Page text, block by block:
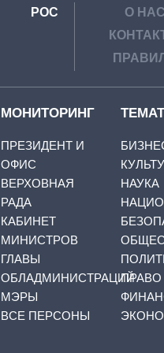
РОС
О НАС
МОНИТОРИНГ
ПРЕЗИДЕНТ И
ОФИС
ВЕРХОВНАЯ
РАДА
КАБИНЕТ
МИНИСТРОВ
ГЛАВЫ
ОБЛАДМИНИСТРАЦИЙ
МЭРЫ
ВСЕ ПЕРСОНЫ
НАУКА
ПРАВО